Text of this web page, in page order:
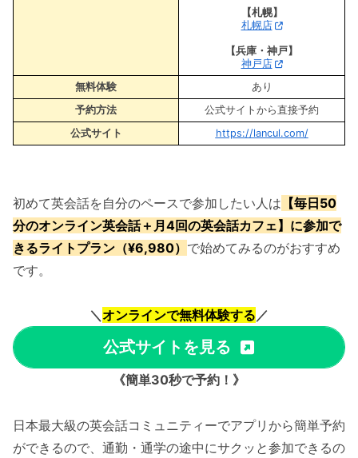
【札幌】
札幌店
【兵庫・神戸】
神戸店
無料体験
あり
予約方法
公式サイトから直接予約
公式サイト
https://lancul.com/
初めて英会話を自分のペースで参加したい人は 【毎日50
分のオンライン英会話＋月4回の英会話カフェ】に参加で
きるライトプラン（¥6,980） で始めてみるのがおすすめ
です。
＼オンラインで無料体験する／
公式サイトを見る
《簡単30秒で予約！》
日本最大級の英会話コミュニティーでアプリから簡単予約
ができるので、通勤・通学の途中にサクッと参加できるの